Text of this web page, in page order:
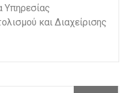
Υπηρεσίας
και Διαχείρισης